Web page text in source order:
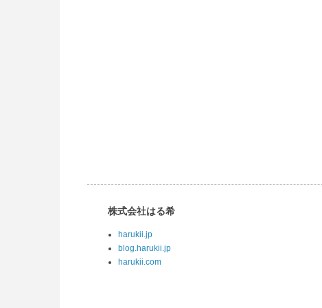
株式会社はる希
harukii.jp
blog.harukii.jp
harukii.com